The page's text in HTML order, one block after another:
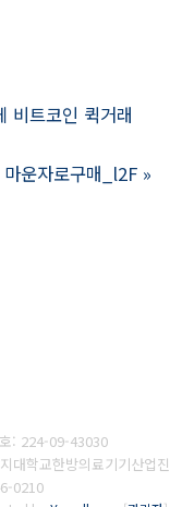
비트코인 퀵거래
운자로구매_l2F »
: 224-09-43030
대학교한방의료기기산업진
0210